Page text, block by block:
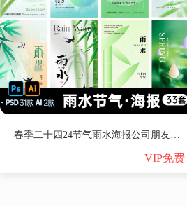
VIP免费